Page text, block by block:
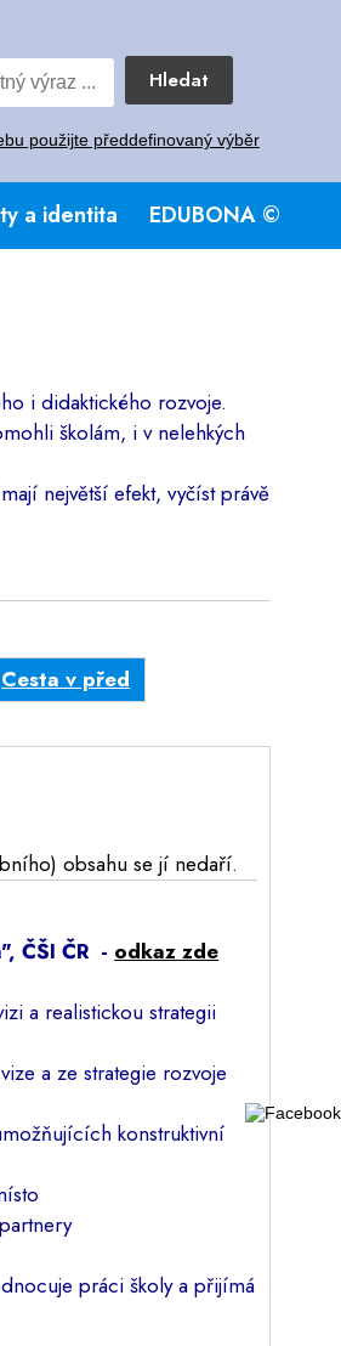
Hledat
použijte předdefinovaný výběr
a identita EDUBONA ©
i didaktického rozvoje.
školám, i v nelehkých
největší efekt, vyčíst právě
Cesta v před
obsahu se jí nedaří.
ČŠI ČR - odkaz zde
a realistickou strategii
a ze strategie rozvoje
konstruktivní
práci školy a přijímá